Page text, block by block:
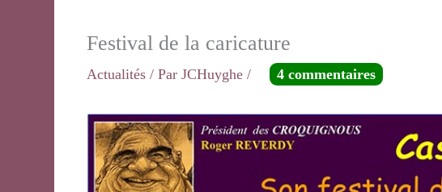
Festival de la caricature
Actualités / ParJCHuyghe/ 4 commentaires